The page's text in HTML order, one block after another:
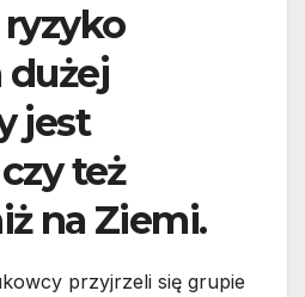
dużej
jest
też
na Ziemi.
przyjrzeli się grupie